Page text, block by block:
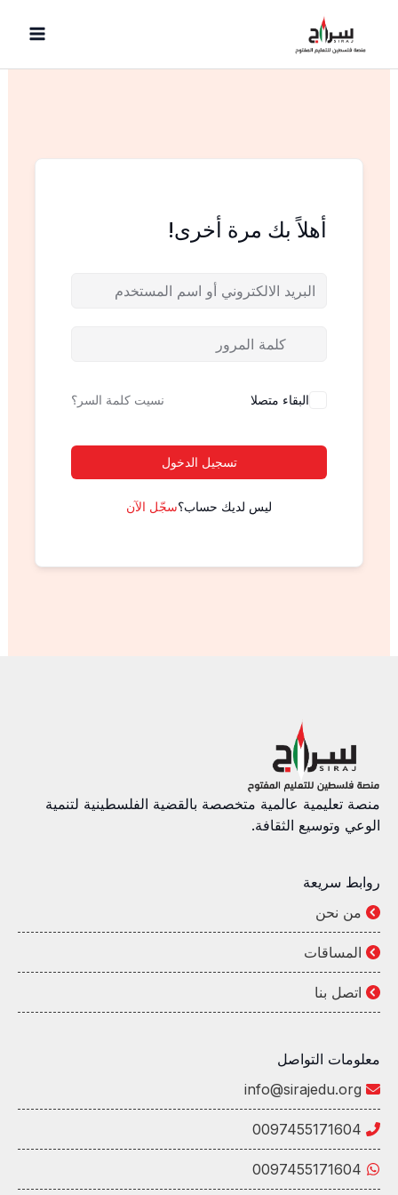
المحتوى
أهلاً بك مرة أخرى!
البقاء متصلا نسيت كلمة السر؟
تسجيل الدخول
ليس لديك حساب؟سجّل الآن
منصة تعليمية عالمية متخصصة بالقضية الفلسطينية لتنمية
الوعي وتوسيع الثقافة.
روابط سريعة
من نحن
المساقات
اتصل بنا
معلومات التواصل
info@sirajedu.org
0097455171604
0097455171604